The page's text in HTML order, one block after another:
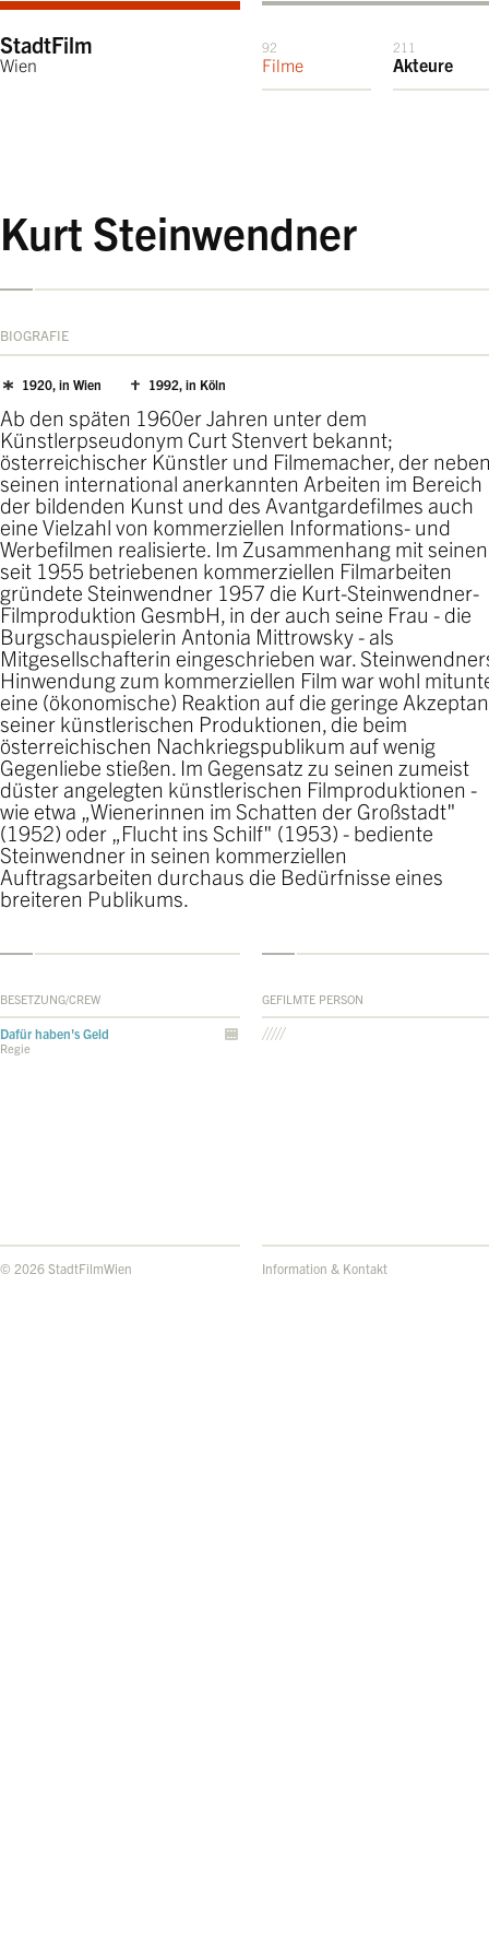
StadtFilm
Wien
92
Filme
211
Akteure
Kurt Steinwendner
BIOGRAFIE
1920, in Wien 1992, in Köln
Ab den späten 1960er Jahren unter dem
Künstlerpseudonym Curt Stenvert bekannt;
österreichischer Künstler und Filmemacher, der
seinen international anerkannten Arbeiten im Bereich
der bildenden Kunst und des Avantgardefilmes auch
eine Vielzahl von kommerziellen Informations- und
Werbefilmen realisierte. Im Zusammenhang mit seinen
seit 1955 betriebenen kommerziellen Filmarbeiten
gründete Steinwendner 1957 die Kurt-Steinwendner-
Filmproduktion GesmbH, in der auch seine Frau - die
Burgschauspielerin Antonia Mittrowsky - als
Mitgesellschafterin eingeschrieben war.
Hinwendung zum kommerziellen Film war wohl
eine (ökonomische) Reaktion auf die geringe
seiner künstlerischen Produktionen, die beim
österreichischen Nachkriegspublikum auf wenig
Gegenliebe stießen. Im Gegensatz zu seinen zumeist
düster angelegten künstlerischen Filmproduktionen -
wie etwa „Wienerinnen im Schatten der Großstadt"
(1952) oder „Flucht ins Schilf" (1953) - bediente
Steinwendner in seinen kommerziellen
Auftragsarbeiten durchaus die Bedürfnisse eines
breiteren Publikums.
BESETZUNG/CREW
Dafür haben's Geld
Regie
GEFILMTE PERSON
© 2026 StadtFilmWien Information & Kontakt